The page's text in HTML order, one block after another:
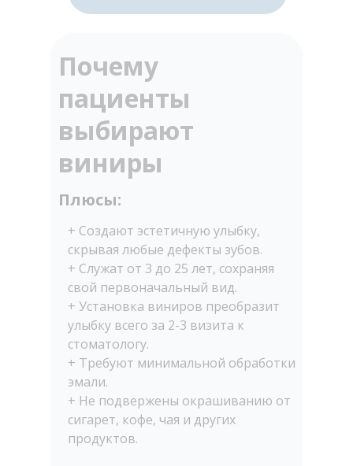
Почему
пациенты
выбирают
виниры
+ Создают эстетичную улыбку,
скрывая любые дефекты зубов.
+ Служат от 3 до 25 лет, сохраняя
свой первоначальный вид.
+ Установка виниров преобразит
улыбку всего за 2-3 визита к
стоматологу.
+ Требуют минимальной обработки
эмали.
+ Не подвержены окрашиванию от
сигарет, кофе, чая и других
продуктов.
Плюсы: